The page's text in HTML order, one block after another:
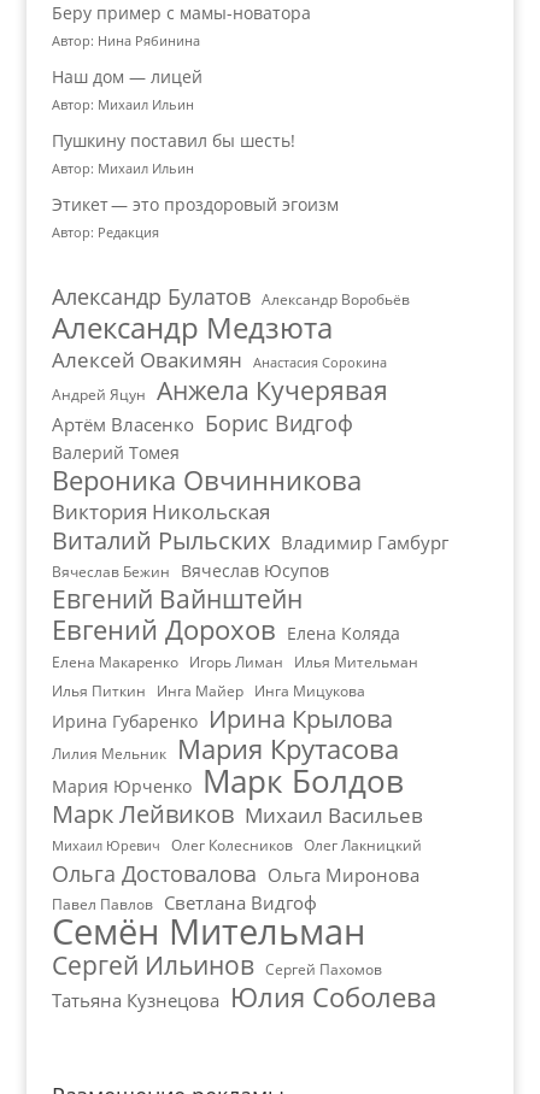
Беру пример с мамы-новатора
Автор: Нина Рябинина
Наш дом — лицей
Автор: Михаил Ильин
Пушкину поставил бы шесть!
Автор: Михаил Ильин
Этикет — это проздоровый эгоизм
Автор: Редакция
Александр Булатов Александр Воробьёв
Александр Медзюта
Алексей Овакимян Анастасия Сорокина
Андрей Яцун Анжела Кучерявая
Артём Власенко Борис Видгоф
Валерий Томея
Вероника Овчинникова
Виктория Никольская
Виталий Рыльских Владимир Гамбург
Вячеслав Бежин Вячеслав Юсупов
Евгений Вайнштейн
Евгений Дорохов Елена Коляда
Елена Макаренко Игорь Лиман
Илья Мительман
Илья Питкин
Инга Майер Инга Мицукова
Ирина Губаренко Ирина Крылова
Лилия Мельник Мария Крутасова
Мария Юрченко Марк Болдов
Марк Лейвиков Михаил Васильев
Михаил Юревич Олег Колесников Олег Лакницкий
Ольга Достовалова Ольга Миронова
Павел Павлов Светлана Видгоф
Семён Мительман
Сергей Ильинов Сергей Пахомов
Татьяна Кузнецова Юлия Соболева